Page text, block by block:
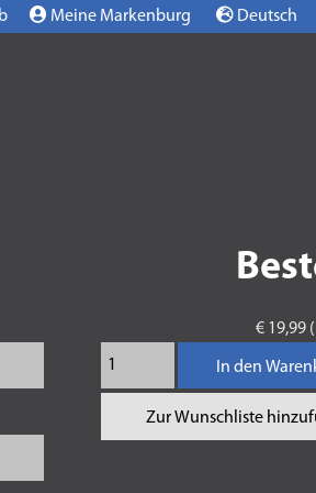
Meine Markenburg Deutsch
€ 19,99
In den
Zur Wunschliste